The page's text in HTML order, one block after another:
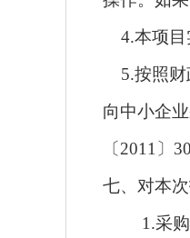
4.本项目
5.按照财
向中小企
〔2011〕
七、对本
1.采